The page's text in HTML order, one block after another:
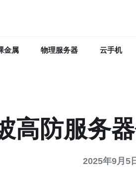
金属 物理服务器 云手机
高防服务
2025年9月5